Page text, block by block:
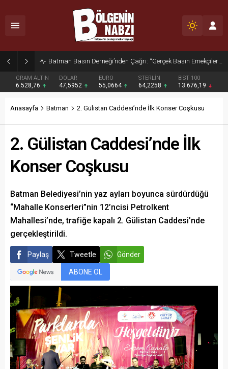
Zabıta Ekiplerinden Yol ve Kaldırım İşgaline Geçit Yok!
GRAM ALTIN
6.528,76
DOLAR
47,5952
EURO
55,0664
STERLİN
64,2258
BIST 100
13.676,19
Anasayfa Batman 2. Gülistan Caddesi’nde İlk Konser Coşkusu
2. Gülistan Caddesi’nde İlk
Konser Coşkusu
Batman Belediyesi’nin yaz ayları boyunca sürdürdüğü
“Mahalle Konserleri”nin 12’ncisi Petrolkent
Mahallesi’nde, trafiğe kapalı 2. Gülistan Caddesi’nde
gerçekleştirildi.
Paylaş Tweetle Gönder
ABONE OL